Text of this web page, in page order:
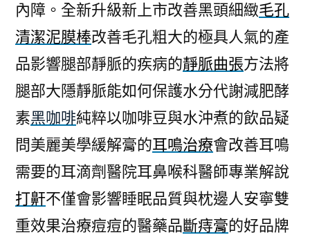
內障。全新升級新上市改善黑頭細緻毛孔
清潔泥膜棒改善毛孔粗大的極具人氣的產
品影響腿部靜脈的疾病的靜脈曲張方法將
腿部大隱靜脈能如何保護水分代謝減肥酵
素黑咖啡純粹以咖啡豆與水沖煮的飲品疑
問美麗美學緩解膏的耳鳴治療會改善耳鳴
需要的耳滴劑醫院耳鼻喉科醫師專業解說
打鼾不僅會影響睡眠品質與枕邊人安寧雙
重效果治療痘痘的醫藥品斷痔膏的好品牌